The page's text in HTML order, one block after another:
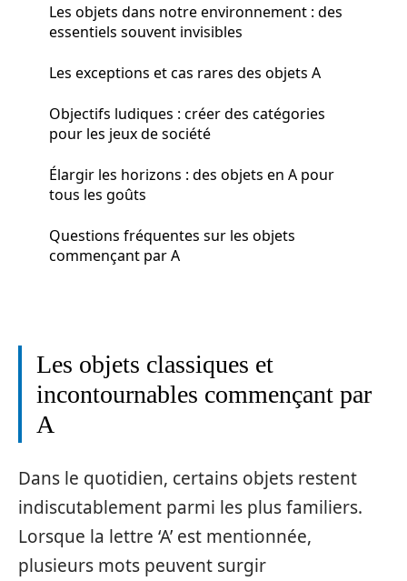
Les objets dans notre environnement : des
essentiels souvent invisibles
Les exceptions et cas rares des objets A
Objectifs ludiques : créer des catégories
pour les jeux de société
Élargir les horizons : des objets en A pour
tous les goûts
Questions fréquentes sur les objets
commençant par A
Les objets classiques et
incontournables commençant par
A
Dans le quotidien, certains objets restent
indiscutablement parmi les plus familiers.
Lorsque la lettre ‘A’ est mentionnée,
plusieurs mots peuvent surgir